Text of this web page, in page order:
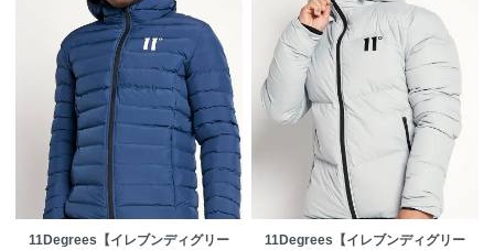
11Degrees【イレブンディグリー
11Degrees【イレブンディグリー